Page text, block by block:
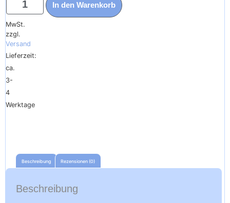
Enthält
19%
MwSt.
zzgl.
Versand
Lieferzeit:
ca.
3-
4
Werktage
In den Warenkorb
Beschreibung Rezensionen (0)
Beschreibung